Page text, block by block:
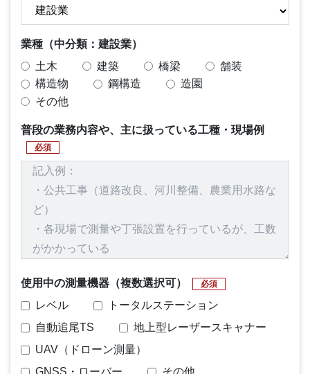
業種（中分類：建設業）
土木
建築 橋梁
舗装
構造物
鋼構造
造園
その他
普段の業務内容や、主に扱っている工種・現場例
必須
使用中の測量機器（複数選択可） 必須
レベル
トータルステーション
自動追尾TS
地上型レーザースキャナー
UAV（ドローン測量）
GNSS・ローバー
その他